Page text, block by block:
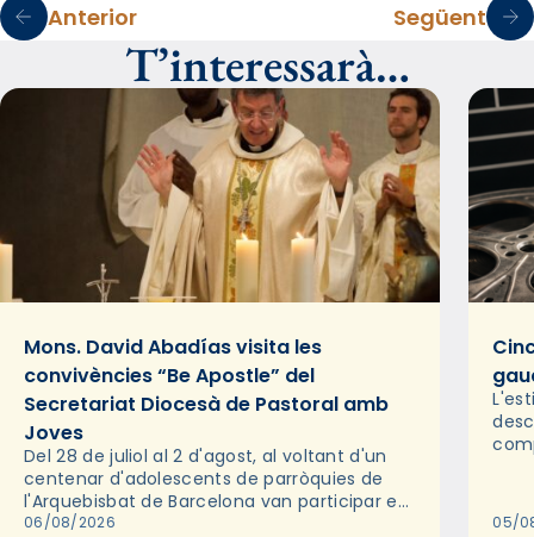
Anterior Següent
T’interessarà…
Mons. David Abadías visita les
convivències “Be Apostle” del
Secretariat Diocesà de Pastoral amb
Joves
Del 28 de juliol al 2 d'agost, al voltant d'un
centenar d'adolescents de parròquies de
l'Arquebisbat de Barcelona van participar en
les convivències Be Apostle, organitzades
06/08/2026 05/